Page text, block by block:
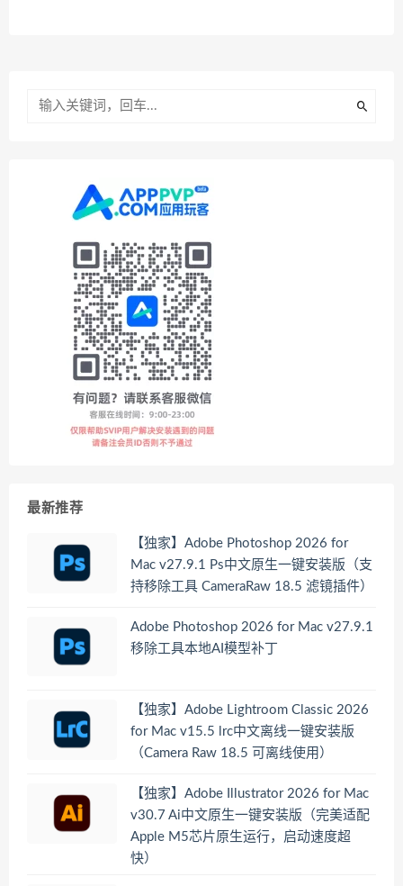
最新推荐
【独家】Adobe Photoshop 2026 for
Mac v27.9.1 Ps中文原生一键安装版（支
持移除工具 CameraRaw 18.5 滤镜插件）
Adobe Photoshop 2026 for Mac v27.9.1
移除工具本地AI模型补丁
【独家】Adobe Lightroom Classic 2026
for Mac v15.5 lrc中文离线一键安装版
（Camera Raw 18.5 可离线使用）
【独家】Adobe Illustrator 2026 for Mac
v30.7 Ai中文原生一键安装版（完美适配
Apple M5芯片原生运行，启动速度超
快）